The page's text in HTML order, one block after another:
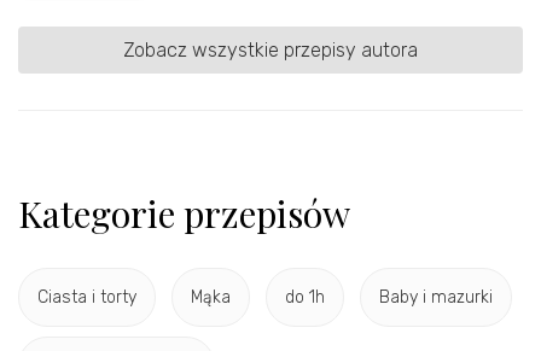
Zobacz wszystkie przepisy autora
Kategorie przepisów
Ciasta i torty Mąka do 1h Baby i mazurki